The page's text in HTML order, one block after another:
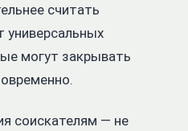
считать
могут закрывать
соискателям — не